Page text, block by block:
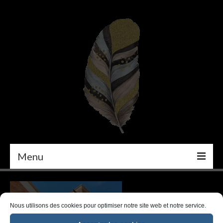
Nous utilisons des cookies pour optimiser notre site web et notre service.
Menu
PEINTURE
DÉCORATION INTÉRIEURE